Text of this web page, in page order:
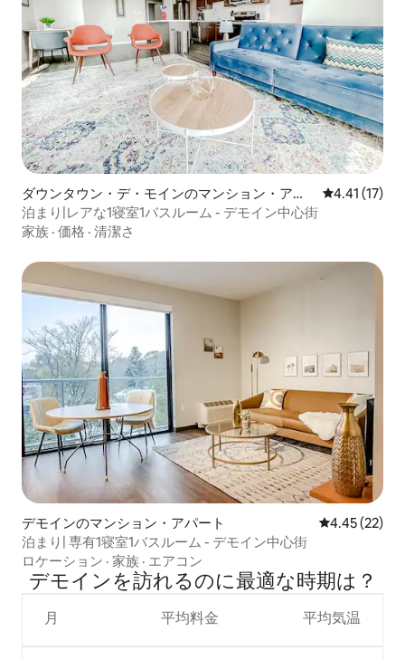
ダウンタウン・デ・モインのマンション・アパ
ート
レビュー17
4.41 (17)
泊まり|レアな1寝室1バスルーム - デモイン中心街
家族 · 価格 · 清潔さ
デモインのマンション・アパート レビュー22
4.45 (22)
泊まり| 専有1寝室1バスルーム - デモイン中心街
ロケーション · 家族 · エアコン
デモインを訪⁠れ⁠るの⁠に最⁠適⁠な時⁠期⁠は⁠？
月 平均料金 平均気温